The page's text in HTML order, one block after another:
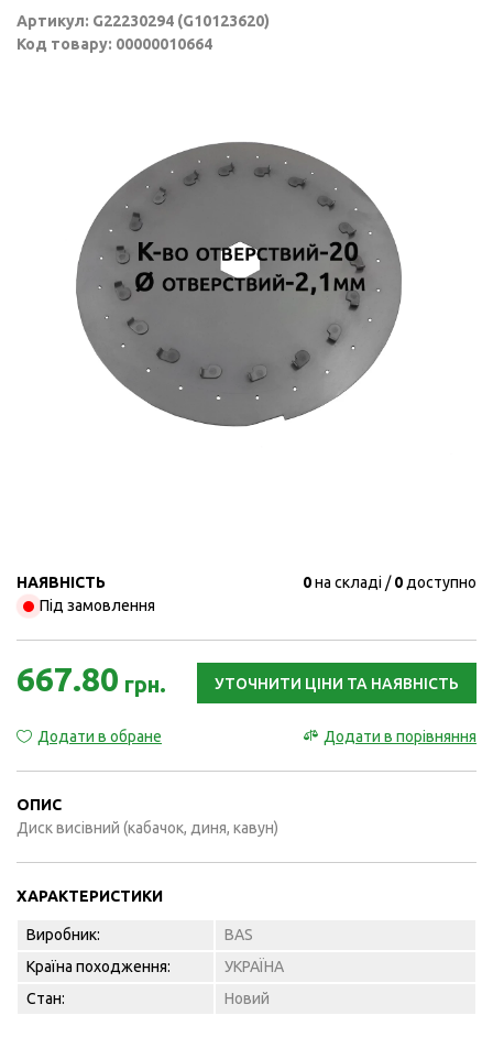
Артикул: G22230294 (G10123620)
Код товару: 00000010664
НАЯВНІСТЬ
Під замовлення
0на складі 0 доступно
667.80 грн. УТОЧНИТИ ЦІНИ ТА НАЯВНІСТЬ
Додати в обране Додати в порівняння
ОПИС
Диск висівний (кабачок, диня, кавун)
ХАРАКТЕРИСТИКИ
Виробник:
BAS
Країна походження:
УКРАЇНА
Стан:
Новий